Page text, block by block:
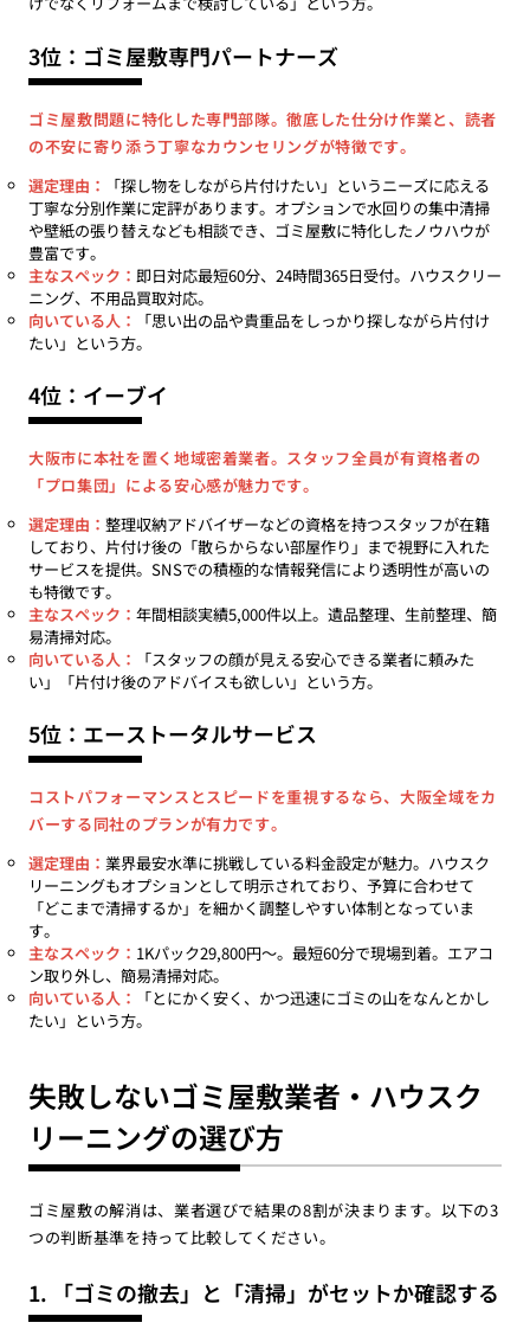
3位：ゴミ屋敷専門パートナーズ
ゴミ屋敷問題に特化した専門部隊。徹底した仕分け作業と、読者
の不安に寄り添う丁寧なカウンセリングが特徴です。
選定理由：
「探し物をしながら片付けたい」というニーズに応える
丁寧な分別作業に定評があります。オプションで水回りの集中清掃
や壁紙の張り替えなども相談でき、ゴミ屋敷に特化したノウハウが
豊富です。
主なスペック： 即日対応最短60分、24時間365日受付。ハウスクリー
ニング、不用品買取対応。
向いている人：
「思い出の品や貴重品をしっかり探しながら片付け
たい」という方。
4位：イーブイ
大阪市に本社を置く地域密着業者。スタッフ全員が有資格者の
「プロ集団」による安心感が魅力です。
選定理由： 整理収納アドバイザーなどの資格を持つスタッフが在籍
しており、片付け後の「散らからない部屋作り」まで視野に入れた
サービスを提供。SNSでの積極的な情報発信により透明性が高いの
も特徴です。
主なスペック： 年間相談実績5,000件以上。遺品整理、生前整理、簡
易清掃対応。
向いている人：
「スタッフの顔が見える安心できる業者に頼みた
い」「片付け後のアドバイスも欲しい」という方。
5位：エーストータルサービス
コストパフォーマンスとスピードを重視するなら、大阪全域をカ
バーする同社のプランが有力です。
選定理由： 業界最安水準に挑戦している料金設定が魅力。ハウスク
リーニングもオプションとして明示されており、予算に合わせて
「どこまで清掃するか」を細かく調整しやすい体制となっていま
す。
主なスペック： 1Kパック29,800円〜。最短60分で現場到着。エアコ
ン取り外し、簡易清掃対応。
向いている人：
「とにかく安く、かつ迅速にゴミの山をなんとかし
たい」という方。
失敗しないゴミ屋敷業者・ハウスク
リーニングの選び方
ゴミ屋敷の解消は、業者選びで結果の8割が決まります。以下の3
つの判断基準を持って比較してください。
1. 「ゴミの撤去」と「清掃」がセットか確認する